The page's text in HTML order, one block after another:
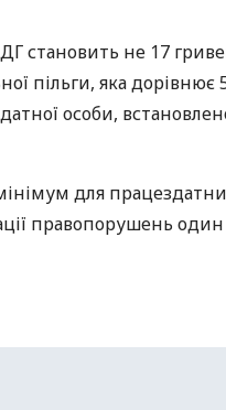
становить не 17
пільги, яка дорівнює
особи,
для
правопорушень